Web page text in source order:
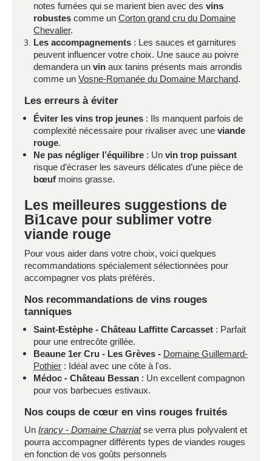
notes fumées qui se marient bien avec des vins
robustes comme un Corton grand cru du Domaine
Chevalier.
Les accompagnements : Les sauces et garnitures
peuvent influencer votre choix. Une sauce au poivre
demandera un vin aux tanins présents mais arrondis
comme un Vosne-Romanée du Domaine Marchand.
Les erreurs à éviter
Éviter les vins trop jeunes : Ils manquent parfois de
complexité nécessaire pour rivaliser avec une viande
rouge.
Ne pas négliger l’équilibre : Un vin trop puissant
risque d’écraser les saveurs délicates d’une pièce de
bœuf moins grasse.
Les meilleures suggestions de
Bi1cave pour sublimer votre
viande rouge
Pour vous aider dans votre choix, voici quelques
recommandations spécialement sélectionnées pour
accompagner vos plats préférés.
Nos recommandations de vins rouges
tanniques
Saint-Estèphe - Château Laffitte Carcasset : Parfait
pour une entrecôte grillée.
Beaune 1er Cru - Les Grèves - Domaine Guillemard-
Pothier : Idéal avec une côte à l'os.
Médoc - Château Bessan : Un excellent compagnon
pour vos barbecues estivaux.
Nos coups de cœur en vins rouges fruités
Un Irancy - Domaine Charriatse verra plus polyvalent et
pourra accompagner différents types de viandes rouges
en fonction de vos goûts personnels